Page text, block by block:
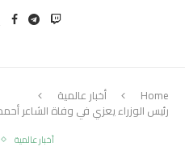
Home أخبار عالمية
رئيس الوزراء يعزي في وفاة الشاعر
أخبار عالمية